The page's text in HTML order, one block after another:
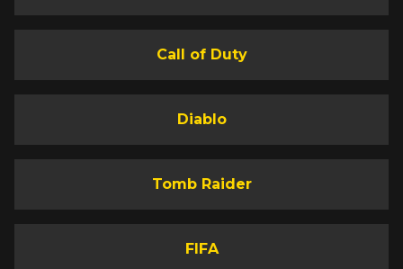
Call of Duty
Diablo
Tomb Raider
FIFA